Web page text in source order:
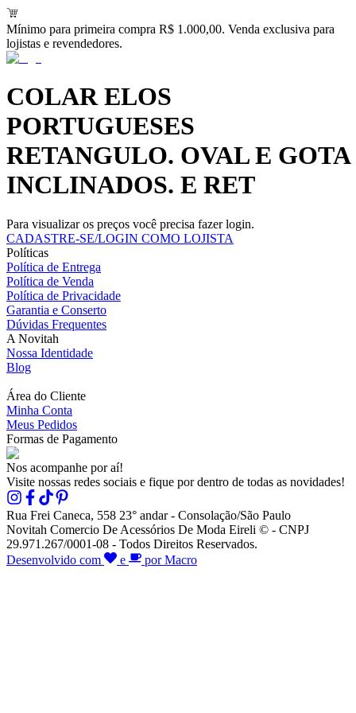
Mínimo para primeira compra R$ 1.000,00. Venda exclusiva para
lojistas e revendedores.
COLAR ELOS
PORTUGUESES
RETANGULO. OVAL E GOTA
INCLINADOS. E RET
Para visualizar os preços você precisa fazer login.
CADASTRE-SE/LOGIN COMO LOJISTA
Políticas
Política de Entrega
Política de Venda
Política de Privacidade
Garantia e Conserto
Dúvidas Frequentes
A Novitah
Nossa Identidade
Blog
Área do Cliente
Minha Conta
Meus Pedidos
Formas de Pagamento
Nos acompanhe por aí!
Visite nossas redes sociais e fique por dentro de todas as novidades!
Rua Frei Caneca, 558 23° andar - Consolação/São Paulo
Novitah Comercio De Acessórios De Moda Eireli © - CNPJ
29.971.267/0001-08 - Todos Direitos Reservados.
Desenvolvido com
e por Macro